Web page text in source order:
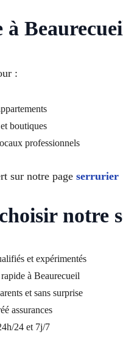
à
:
boutiques
professionnels
sur notre page serrurier
notre
et expérimentés
à Beaurecueil
et sans surprise
assurances
24 et 7j/7